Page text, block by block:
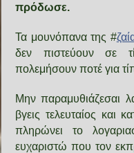
πρόδωσε.
Τα μουνόπανα της #
δεν πιστεύουν σε
πολεμήσουν ποτέ για
Μην παραμυθιάζεσαι
βγεις τελευταίος και
πληρώνει το
ευχαριστώ που τον